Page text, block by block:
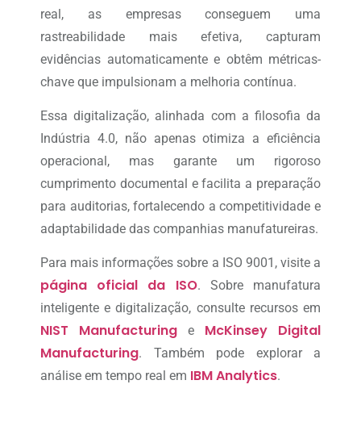
real, as empresas conseguem uma
rastreabilidade mais efetiva, capturam
evidências automaticamente e obtêm métricas-
chave que impulsionam a melhoria contínua.
Essa digitalização, alinhada com a filosofia da
Indústria 4.0, não apenas otimiza a eficiência
operacional, mas garante um rigoroso
cumprimento documental e facilita a preparação
para auditorias, fortalecendo a competitividade e
adaptabilidade das companhias manufatureiras.
Para mais informações sobre a ISO 9001, visite a
página oficial da ISO. Sobre manufatura
inteligente e digitalização, consulte recursos em
NIST Manufacturing e McKinsey Digital
Manufacturing. Também pode explorar a
análise em tempo real em IBM Analytics.